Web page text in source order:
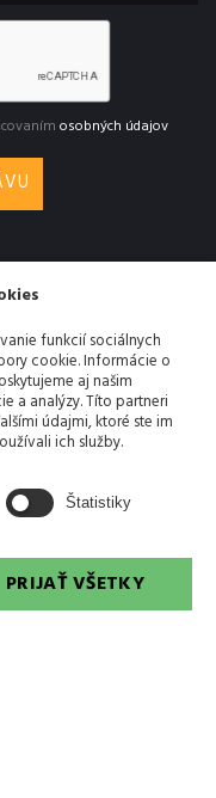
funkcií sociálnych
cookie. Informácie o
aj našim
a analýzy. Títo partneri
údajmi, ktoré ste im
ich služby.
Štatistiky
PRIJAŤ VŠETKY
osobných údajov